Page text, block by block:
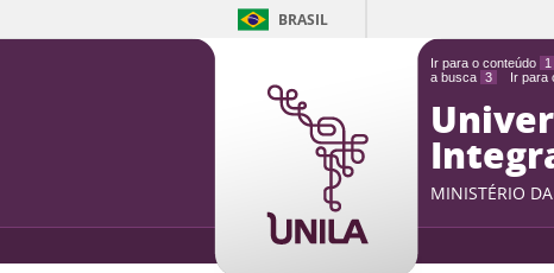
Ir para o conteúdo 1
a busca 3 Ir para
BRASIL
MINISTÉRIO